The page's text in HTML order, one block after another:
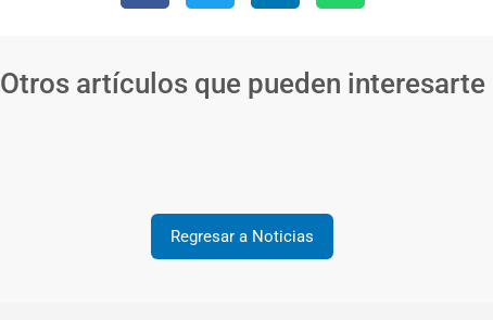
Otros artículos que pueden interesarte
Regresar a Noticias